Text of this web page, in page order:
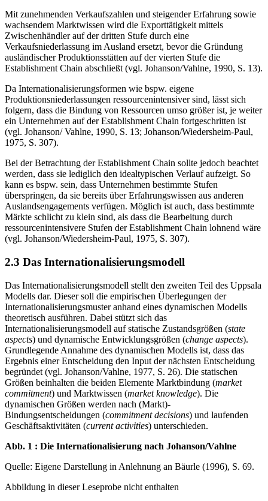
Mit zunehmenden Verkaufszahlen und steigender Erfahrung sowie
wachsendem Marktwissen wird die Exporttätigkeit mittels
Zwischenhändler auf der dritten Stufe durch eine
Verkaufsniederlassung im Ausland ersetzt, bevor die Gründung
ausländischer Produktionsstätten auf der vierten Stufe die
Establishment Chain abschließt (vgl. Johanson/Vahlne, 1990, S. 13).
Da Internationalisierungsformen wie bspw. eigene
Produktionsniederlassungen ressourcenintensiver sind, lässt sich
folgern, dass die Bindung von Ressourcen umso größer ist, je weiter
ein Unternehmen auf der Establishment Chain fortgeschritten ist
(vgl. Johanson/ Vahlne, 1990, S. 13; Johanson/Wiedersheim-Paul,
1975, S. 307).
Bei der Betrachtung der Establishment Chain sollte jedoch beachtet
werden, dass sie lediglich den idealtypischen Verlauf aufzeigt. So
kann es bspw. sein, dass Unternehmen bestimmte Stufen
überspringen, da sie bereits über Erfahrungswissen aus anderen
Auslandsengagements verfügen. Möglich ist auch, dass bestimmte
Märkte schlicht zu klein sind, als dass die Bearbeitung durch
ressourcenintensivere Stufen der Establishment Chain lohnend wäre
(vgl. Johanson/Wiedersheim-Paul, 1975, S. 307).
2.3 Das Internationalisierungsmodell
Das Internationalisierungsmodell stellt den zweiten Teil des Uppsala
Modells dar. Dieser soll die empirischen Überlegungen der
Internationalisierungsmuster anhand eines dynamischen Modells
theoretisch ausführen. Dabei stützt sich das
Internationalisierungsmodell auf statische Zustandsgrößen (state
aspects) und dynamische Entwicklungsgrößen (change aspects).
Grundlegende Annahme des dynamischen Modells ist, dass das
Ergebnis einer Entscheidung den Input der nächsten Entscheidung
begründet (vgl. Johanson/Vahlne, 1977, S. 26). Die statischen
Größen beinhalten die beiden Elemente Marktbindung (market
commitment) und Marktwissen (market knowledge). Die
dynamischen Größen werden nach (Markt)-
Bindungsentscheidungen (commitment decisions) und laufenden
Geschäftsaktivitäten (current activities) unterschieden.
Abb. 1 : Die Internationalisierung nach Johanson/Vahlne
Quelle: Eigene Darstellung in Anlehnung an Bäurle (1996), S. 69.
Abbildung in dieser Leseprobe nicht enthalten